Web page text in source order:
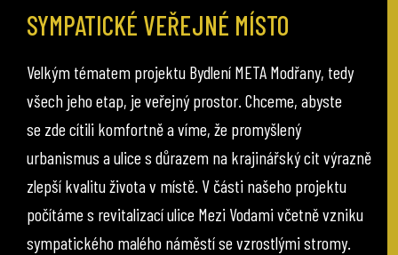
SYMPATICKÉ VEŘEJNÉ MÍSTO
Velkým tématem projektu Bydlení META Modřany, tedy
všech jeho etap, je veřejný prostor. Chceme, abyste
se zde cítili komfortně a víme, že promyšlený
urbanismus a ulice s důrazem na krajinářský cit výrazně
zlepší kvalitu života v místě. V části našeho projektu
počítáme s revitalizací ulice Mezi Vodami včetně vzniku
sympatického malého náměstí se vzrostlými stromy.